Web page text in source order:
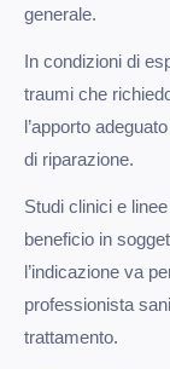
generale.
In condizioni di
traumi che
l’apporto
di riparazione.
Studi clinici e
beneficio in
l’indicazione va
professionista
trattamento.